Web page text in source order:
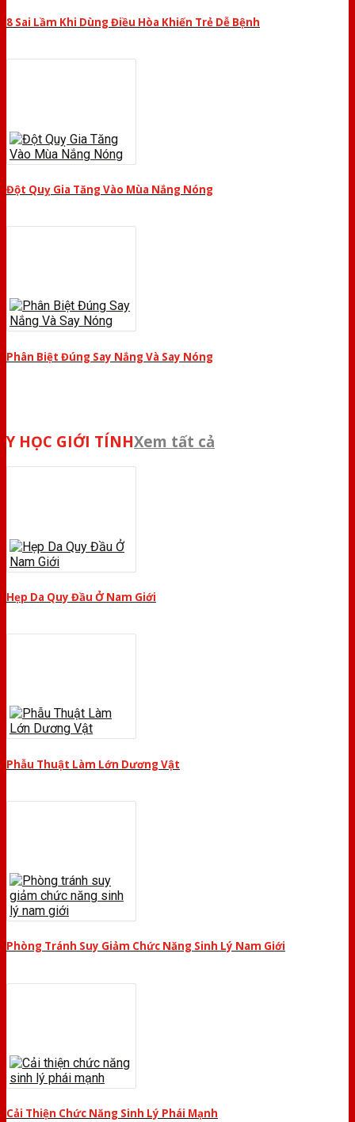
8 Sai Lầm Khi Dùng Điều Hòa Khiến Trẻ Dễ Bệnh
Đột Quỵ Gia Tăng Vào Mùa Nắng Nóng
Phân Biệt Đúng Say Nắng Và Say Nóng
Y HỌC GIỚI TÍNHXem tất cả
Hẹp Da Quy Đầu Ở Nam Giới
Phẫu Thuật Làm Lớn Dương Vật
Phòng Tránh Suy Giảm Chức Năng Sinh Lý Nam Giới
Cải Thiện Chức Năng Sinh Lý Phái Mạnh